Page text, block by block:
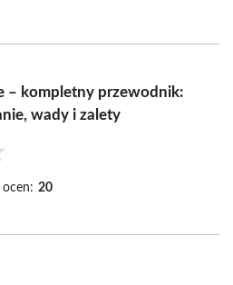
– kompletny przewodnik:
wady i zalety
ocen: 20